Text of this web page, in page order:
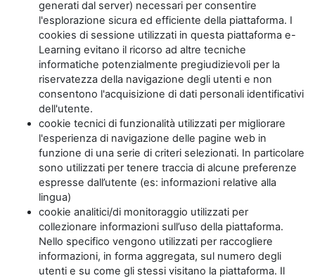
generati dal server) necessari per consentire
l'esplorazione sicura ed efficiente della piattaforma. I
cookies di sessione utilizzati in questa piattaforma e-
Learning evitano il ricorso ad altre tecniche
informatiche potenzialmente pregiudizievoli per la
riservatezza della navigazione degli utenti e non
consentono l'acquisizione di dati personali identificativi
dell'utente.
cookie tecnici di funzionalità utilizzati per migliorare
l'esperienza di navigazione delle pagine web in
funzione di una serie di criteri selezionati. In particolare
sono utilizzati per tenere traccia di alcune preferenze
espresse dall’utente (es: informazioni relative alla
lingua)
cookie analitici/di monitoraggio utilizzati per
collezionare informazioni sull’uso della piattaforma.
Nello specifico vengono utilizzati per raccogliere
informazioni, in forma aggregata, sul numero degli
utenti e su come gli stessi visitano la piattaforma. Il